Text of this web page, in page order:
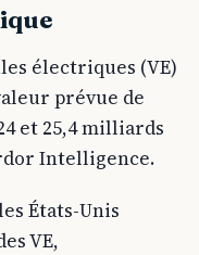
électriques (VE)
prévue de
et 25,4 milliards
Intelligence.
États-Unis
VE,